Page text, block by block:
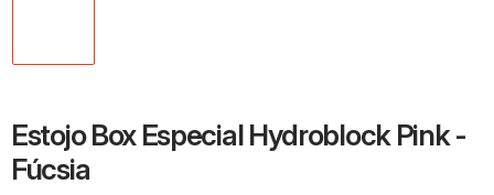
Estojo Box Especial Hydroblock Pink -
Fúcsia